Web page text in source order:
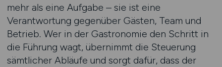
mehr als eine Aufgabe – sie ist eine
Verantwortung gegenüber Gästen, Team und
Betrieb. Wer in der Gastronomie den Schritt in
die Führung wagt, übernimmt die Steuerung
sämtlicher Abläufe und sorgt dafür, dass der